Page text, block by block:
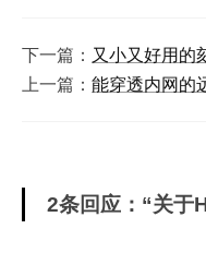
下一篇： 又小又好用的
上一篇： 能穿透内网的